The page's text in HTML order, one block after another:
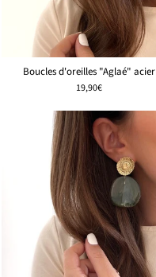
Boucles d'oreilles "Aglaé" acier
19,90€